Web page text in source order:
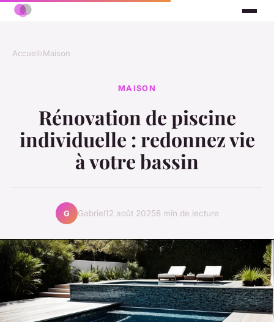
Accueil›Maison
MAISON
Rénovation de piscine
individuelle : redonnez vie
à votre bassin
G Gabriel12 août 20258 min de lecture